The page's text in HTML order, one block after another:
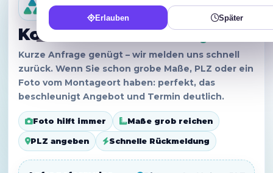
Erlauben Später
Kontakt · Anfrage
Kontaktieren SieSolny.
Kurze Anfrage genügt – wir melden uns schnell
zurück. Wenn Sie schon grobe Maße, PLZ oder ein
Foto vom Montageort haben: perfekt, das
beschleunigt Angebot und Termin deutlich.
Foto hilft immer Maße grob reichen
PLZ angeben Schnelle Rückmeldung